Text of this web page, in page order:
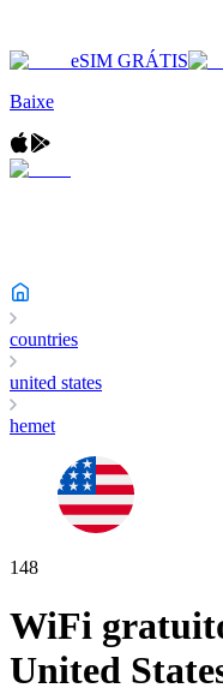
eSIM GRÁTIS
Baixe
countries
united states
hemet
148
WiFi
United